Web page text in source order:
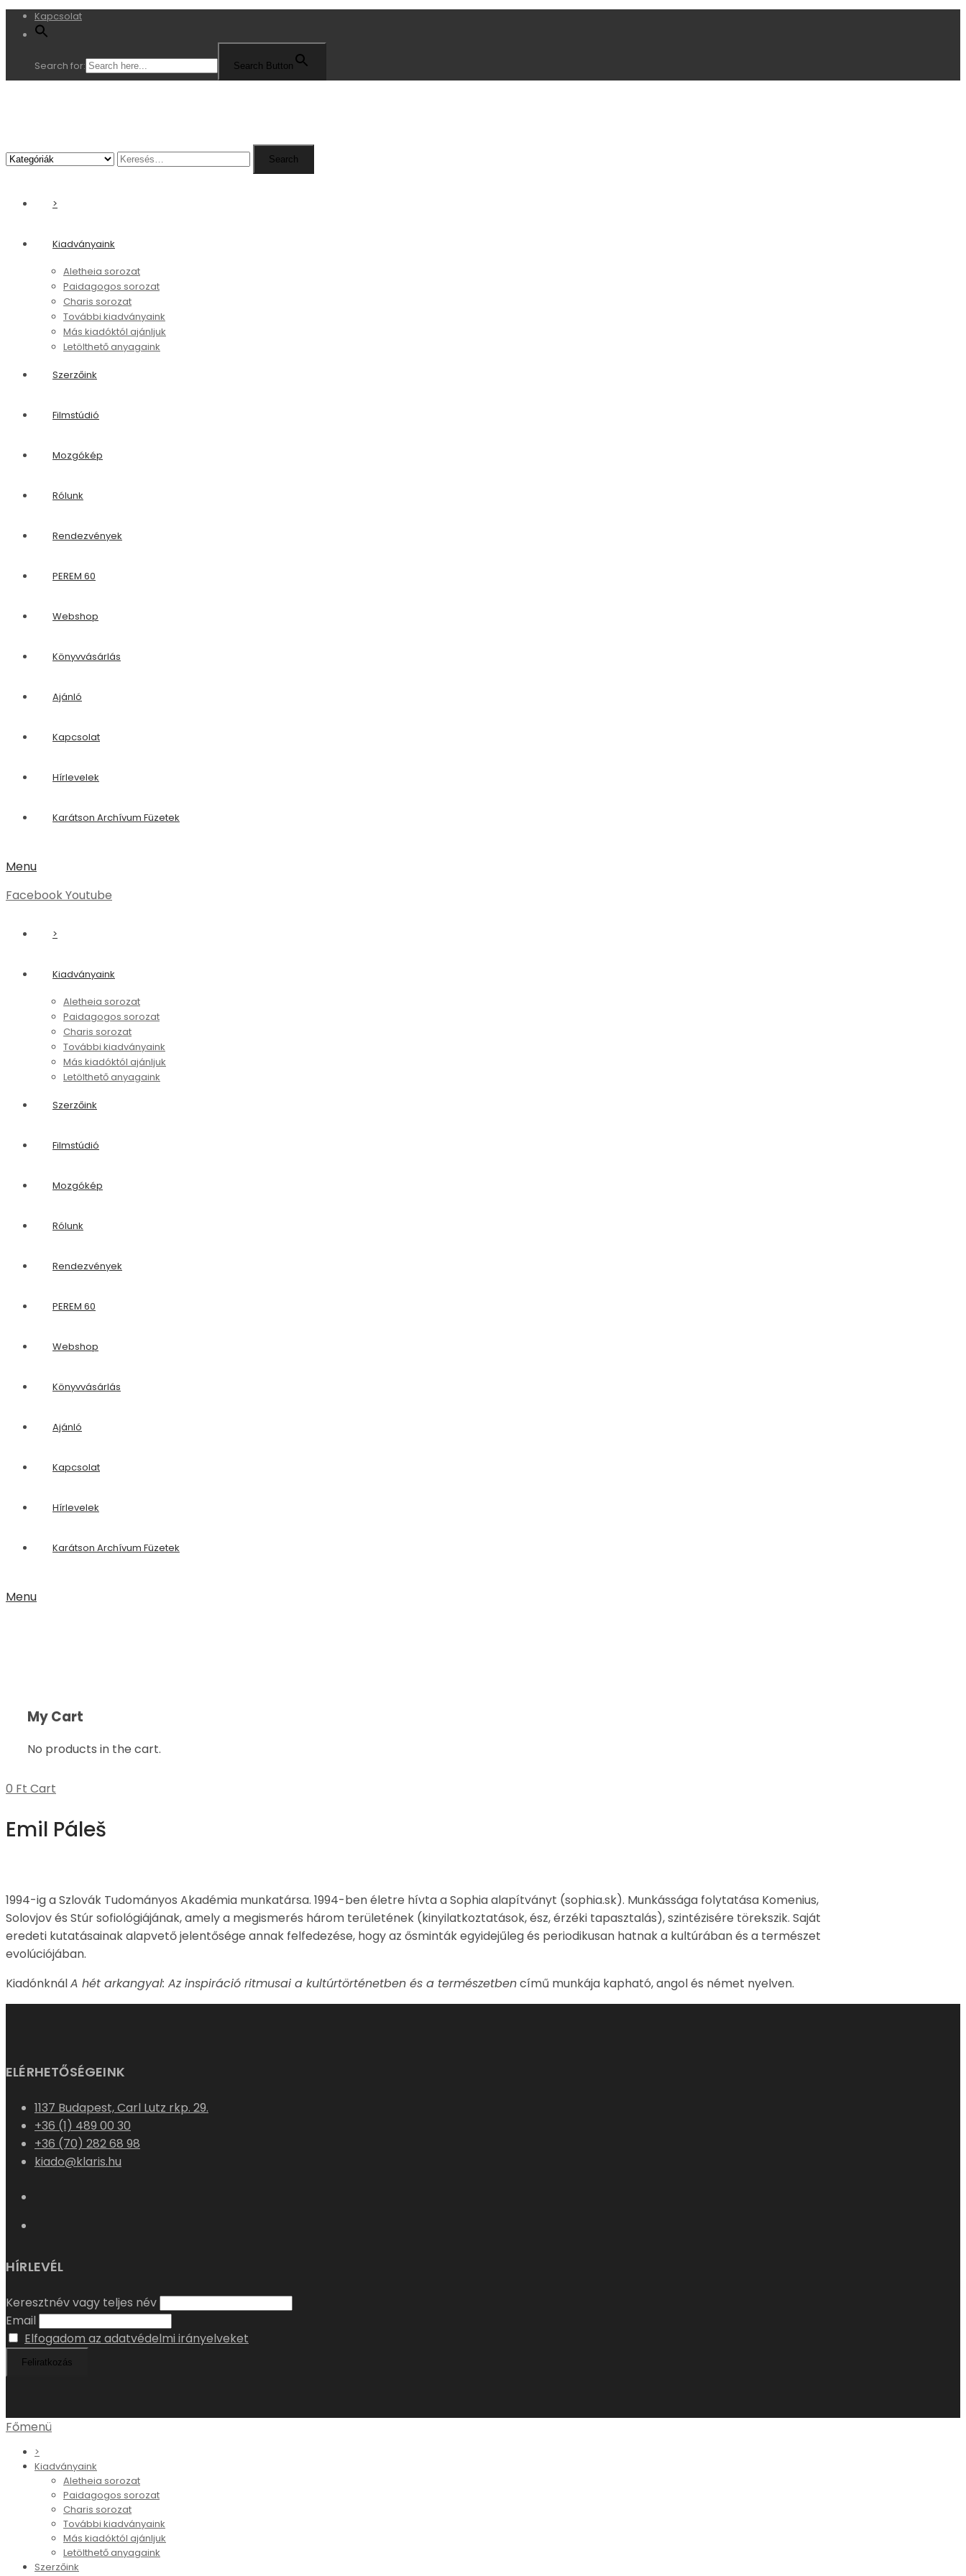
Kapcsolat
Search for: Search Button
>
Kiadványaink
Paidagogos sorozat
Charis sorozat
További kiadványaink
Más kiadóktól ajánljuk
Letölthető anyagaink
Szerzőink
Filmstúdió
Mozgókép
Rólunk
Rendezvények
PEREM 60
Webshop
Könyvvásárlás
Ajánló
Kapcsolat
Hírlevelek
Karátson Archívum Füzetek
Facebook
>
Kiadványaink
Paidagogos sorozat
Charis sorozat
További kiadványaink
Más kiadóktól ajánljuk
Letölthető anyagaink
Szerzőink
Filmstúdió
Mozgókép
Rólunk
Rendezvények
PEREM 60
Webshop
Könyvvásárlás
Ajánló
Kapcsolat
Hírlevelek
Karátson Archívum Füzetek
Cart
Emil Páleš
1994-ig a Szlovák Tudományos Akadémia munkatársa. 1994-ben életre hívta a Sophia alapítványt (sophia.sk). Munkássága folytatása Komenius,
Kiadónknál A hét arkangyal: Az inspiráció ritmusai a kultúrtörténetben és a természetben című munkája kapható, a ngol és német nyelven.
+36 (70) 282 68 98
HÍRLEVÉL
Keresztnév vagy teljes név
Elfogadom az adatvédelmi irányelveket
Főmenü
Paidagogos sorozat
Más kiadóktól ajánljuk
Letölthető anyagaink
Szerzőink
Filmstúdió
Mozgókép
Rólunk
Rendezvények
PEREM 60